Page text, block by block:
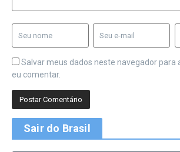
Salvar meus dados neste navegador para
eu comentar.
Sair do Brasil